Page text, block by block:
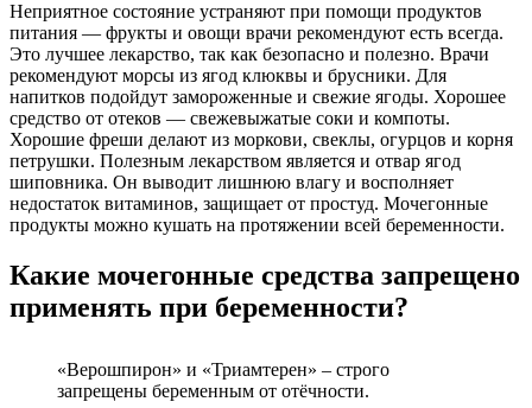
Неприятное состояние устраняют при помощи продуктов
питания — фрукты и овощи врачи рекомендуют есть всегда.
Это лучшее лекарство, так как безопасно и полезно. Врачи
рекомендуют морсы из ягод клюквы и брусники. Для
напитков подойдут замороженные и свежие ягоды. Хорошее
средство от отеков — свежевыжатые соки и компоты.
Хорошие фреши делают из моркови, свеклы, огурцов и корня
петрушки. Полезным лекарством является и отвар ягод
шиповника. Он выводит лишнюю влагу и восполняет
недостаток витаминов, защищает от простуд. Мочегонные
продукты можно кушать на протяжении всей беременности.
Какие мочегонные средства запрещено
применять при беременности?
«Верошпирон» и «Триамтерен» – строго
запрещены беременным от отёчности.